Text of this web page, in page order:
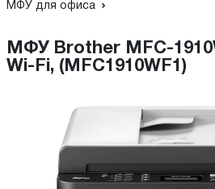
МФУ для офиса
МФУ Brother MFC-1910W, PCSF,
Wi-Fi, (MFC1910WF1)